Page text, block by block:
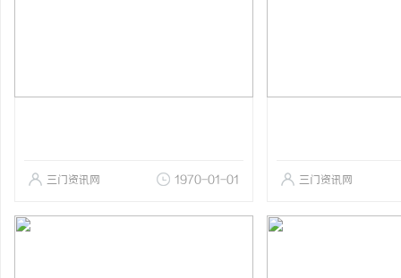
三门资讯网 1970-01-01 三门资讯网